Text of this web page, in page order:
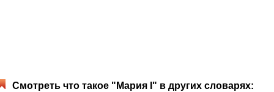
Смотреть что такое "Мария I" в других словарях: